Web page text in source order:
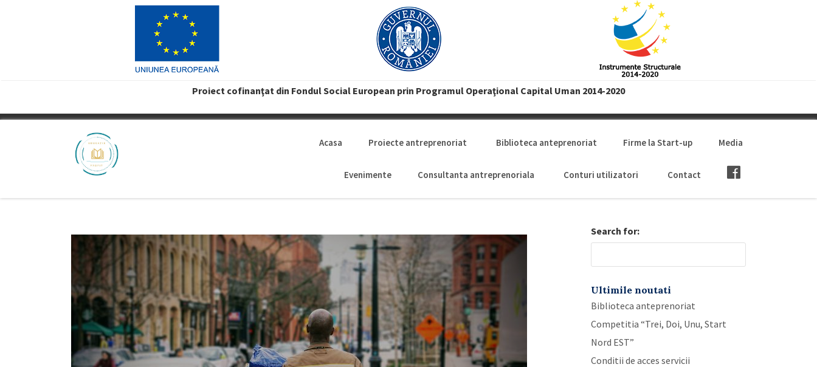
Proiect cofinanţat din Fondul Social European prin Programul Operaţional Capital Uman 2014-2020
Acasa Proiecte antreprenoriat Biblioteca anteprenoriat Firme la Start-up Media
Evenimente Consultanta antreprenoriala Conturi utilizatori Contact
Search for:
Ultimile noutati
Biblioteca anteprenoriat
Competitia “Trei, Doi, Unu, Start
Nord EST”
Conditii de acces servicii